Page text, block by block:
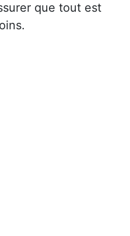
que tout est